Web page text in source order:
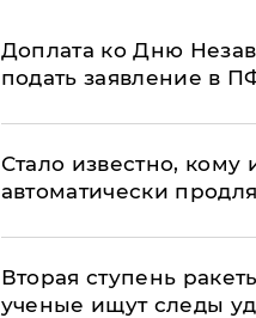
Доплата ко Дню
подать заявление в
Стало известно,
автоматически
Вторая ступень
ученые ищут следы